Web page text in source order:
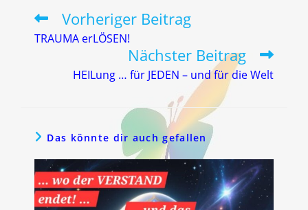
Weitere
ansehen
Vorheriger Beitrag
TRAUMA erLÖSEN!
Nächster Beitrag
HEILung … für JEDEN – und für die Welt
Das könnte dir auch gefallen